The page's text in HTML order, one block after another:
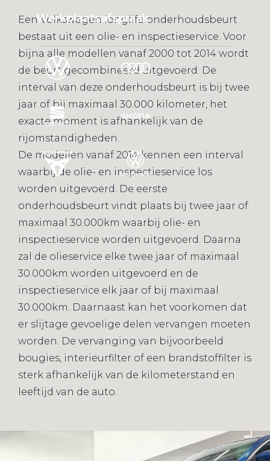
Werkplaatsafspraak
Een Volkswagen longlife onderhoudsbeurt
bestaat uit een olie- en inspectieservice. Voor
bijna alle modellen vanaf 2000 tot 2014 wordt
de beurt gecombineerd uitgevoerd. De
interval van deze onderhoudsbeurt is bij twee
jaar of bij maximaal 30.000 kilometer, het
exacte moment is afhankelijk van de
rijomstandigheden.
De modellen vanaf 2014 kennen een interval
waarbij de olie- en inspectieservice los
worden uitgevoerd. De eerste
onderhoudsbeurt vindt plaats bij twee jaar of
maximaal 30.000km waarbij olie- en
inspectieservice worden uitgevoerd. Daarna
zal de olieservice elke twee jaar of maximaal
30.000km worden uitgevoerd en de
inspectieservice elk jaar of bij maximaal
30.000km. Daarnaast kan het voorkomen dat
er slijtage gevoelige delen vervangen moeten
worden. De vervanging van bijvoorbeeld
bougies, interieurfilter of een brandstoffilter is
sterk afhankelijk van de kilometerstand en
leeftijd van de auto.